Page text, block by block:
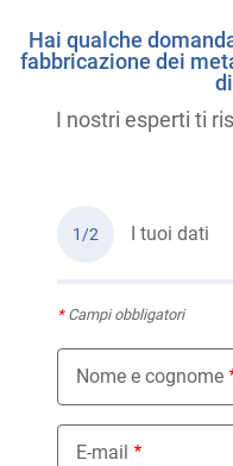
Hai qualche
fabbricazione dei
I nostri esperti ti
1/2 I tuoi dati
*Campi obbligatori
Nome e cognome
E-mail